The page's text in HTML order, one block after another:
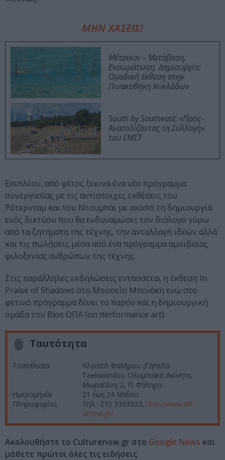
ΜΗΝ ΧΑΣΕΙΣ!
Μέτοικοι – Μετάβαση,
Ενσωμάτωση, Δημιουργία:
Ομαδική έκθεση στην
Πινακοθήκη Κυκλάδων
South by Southeast: «Προς-
Ανατολίζοντας τη Συλλογή»
του ΕΜΣΤ
Επιπλέον, από φέτος ξεκινά ένα νέο πρόγραμμα
συνεργασίας με τις αντίστοιχες εκθέσεις του
Ρότερνταμ και του Ντουμπάι με σκοπό τη δημιουργία
ενός δικτύου που θα ενδυναμώσει τον διάλογο γύρω
από τα ζητήματα της τέχνης, την ανταλλαγή ιδεών αλλά
και τις πωλήσεις μέσα από ένα πρόγραμμα αμοιβαίας
φιλοξενίας ανθρώπων της τέχνης.
Στις παράλληλες εκδηλώσεις εντάσσεται η έκθεση In
Praise of Shadows στο Μουσείο Μπενάκη ενώ στο
φετινό πρόγραμμα δίνει το παρόν και η δημιουργική
ομάδα του Bios ΟΠΑ (on πerformance art).
Ταυτότητα
Τοποθεσία
Κλειστό Φαλήρου (Γήπεδο
Taekwondo), Ολυμπιακά Ακίνητα,
Μωραϊτίνη 2, Π. Φάληρο
Ημερομηνία
21 έως 24 Μαΐου
Πληροφορίες
Τηλ.: 210 3303533, http://www.art-
athina.gr/
Ακολουθήστε το Culturenow.gr στο Google News και
μάθετε πρώτοι όλες τις ειδήσεις